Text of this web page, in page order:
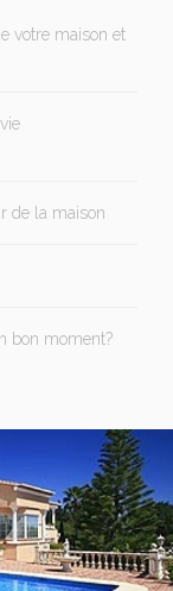
votre maison et
de la maison
bon moment?